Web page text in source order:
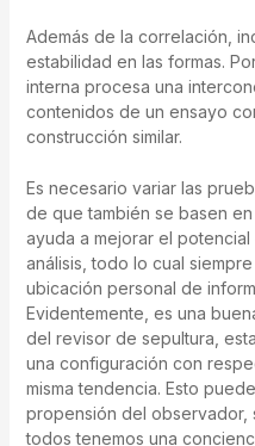
Además de la correlación,
estabilidad en las formas.
interna procesa una
contenidos de un ensayo
construcción similar.
Es necesario variar las
de que también se basen
ayuda a mejorar el
análisis, todo lo cual
ubicación personal de
Evidentemente, es una
del revisor de sepultura,
una configuración con
misma tendencia. Esto
propensión del
todos tenemos una